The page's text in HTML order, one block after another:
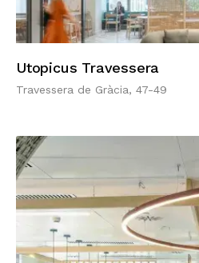
Utopicus Travessera
Travessera de Gràcia, 47-49